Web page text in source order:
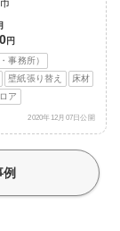
円
事務所）
壁紙張り替え
床材
ア
2020年12月07日公開